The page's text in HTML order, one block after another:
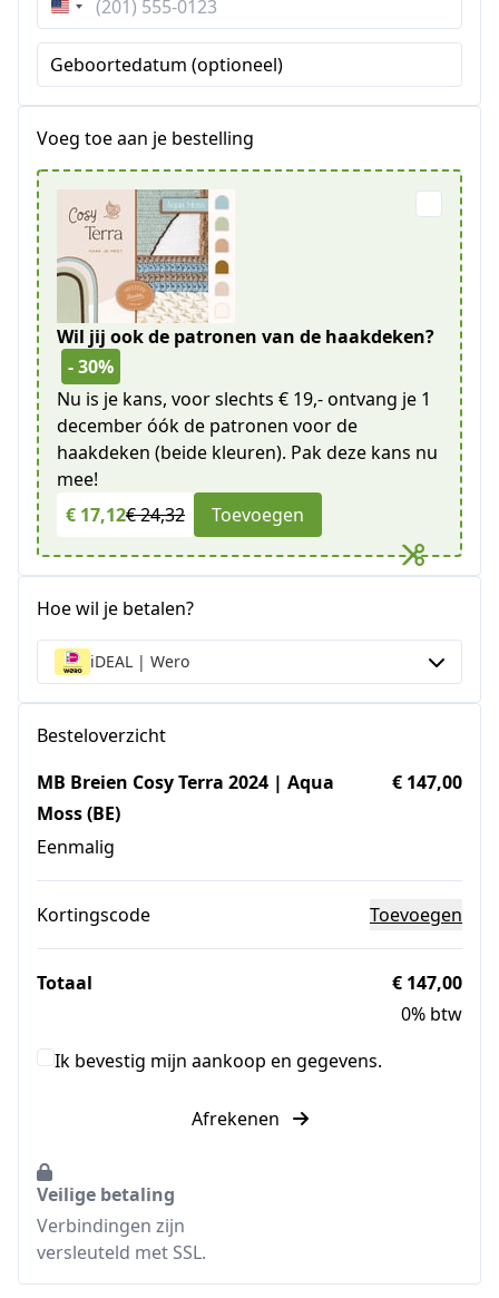
Verenigde
Staten
+1
Geboortedatum (optioneel)
Voeg toe aan je bestelling
Wil jij ook de patronen van de haakdeken?
- 30%
Nu is je kans, voor slechts € 19,- ontvang je 1
december óók de patronen voor de
haakdeken (beide kleuren). Pak deze kans nu
mee!
€ 17,12€ 24,32 Toevoegen
Hoe wil je betalen?
iDEAL | Wero
Besteloverzicht
MB Breien Cosy Terra 2024 | Aqua
Moss (BE)
Eenmalig
€ 147,00
Kortingscode Toevoegen
Totaal
€ 147,00
0% btw
Ik bevestig mijn aankoop en gegevens.
Afrekenen
Veilige betaling
Verbindingen zijn
versleuteld met SSL.